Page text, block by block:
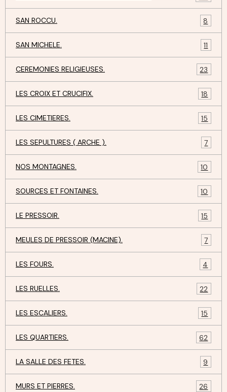
SAN ROCCU. 8
SAN MICHELE. 11
CEREMONIES RELIGIEUSES. 23
LES CROIX ET CRUCIFIX. 18
LES CIMETIERES. 15
LES SEPULTURES ( ARCHE ). 7
NOS MONTAGNES. 10
SOURCES ET FONTAINES. 10
LE PRESSOIR. 15
MEULES DE PRESSOIR (MACINE). 7
LES FOURS. 4
LES RUELLES. 22
LES ESCALIERS. 15
LES QUARTIERS. 62
LA SALLE DES FETES. 9
MURS ET PIERRES. 26